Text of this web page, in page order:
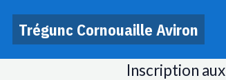
Trégunc Cornouaille Aviron
Inscription aux